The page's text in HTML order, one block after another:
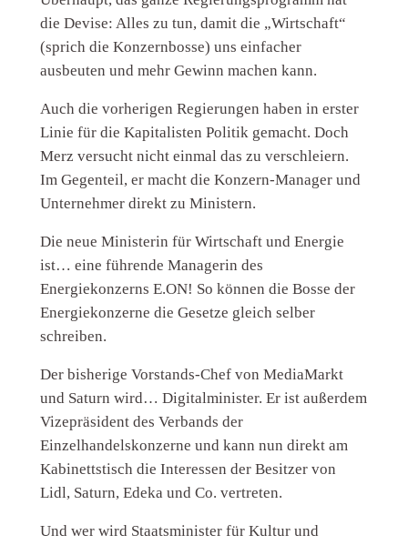
die Devise: Alles zu tun, damit die „Wirtschaft“
(sprich die Konzernbosse) uns einfacher
ausbeuten und mehr Gewinn machen kann.
Auch die vorherigen Regierungen haben in erster
Linie für die Kapitalisten Politik gemacht. Doch
Merz versucht nicht einmal das zu verschleiern.
Im Gegenteil, er macht die Konzern-Manager und
Unternehmer direkt zu Ministern.
Die neue Ministerin für Wirtschaft und Energie
ist… eine führende Managerin des
Energiekonzerns E.ON! So können die Bosse der
Energiekonzerne die Gesetze gleich selber
schreiben.
Der bisherige Vorstands-Chef von MediaMarkt
und Saturn wird… Digitalminister. Er ist außerdem
Vizepräsident des Verbands der
Einzelhandelskonzerne und kann nun direkt am
Kabinettstisch die Interessen der Besitzer von
Lidl, Saturn, Edeka und Co. vertreten.
Und wer wird Staatsminister für Kultur und